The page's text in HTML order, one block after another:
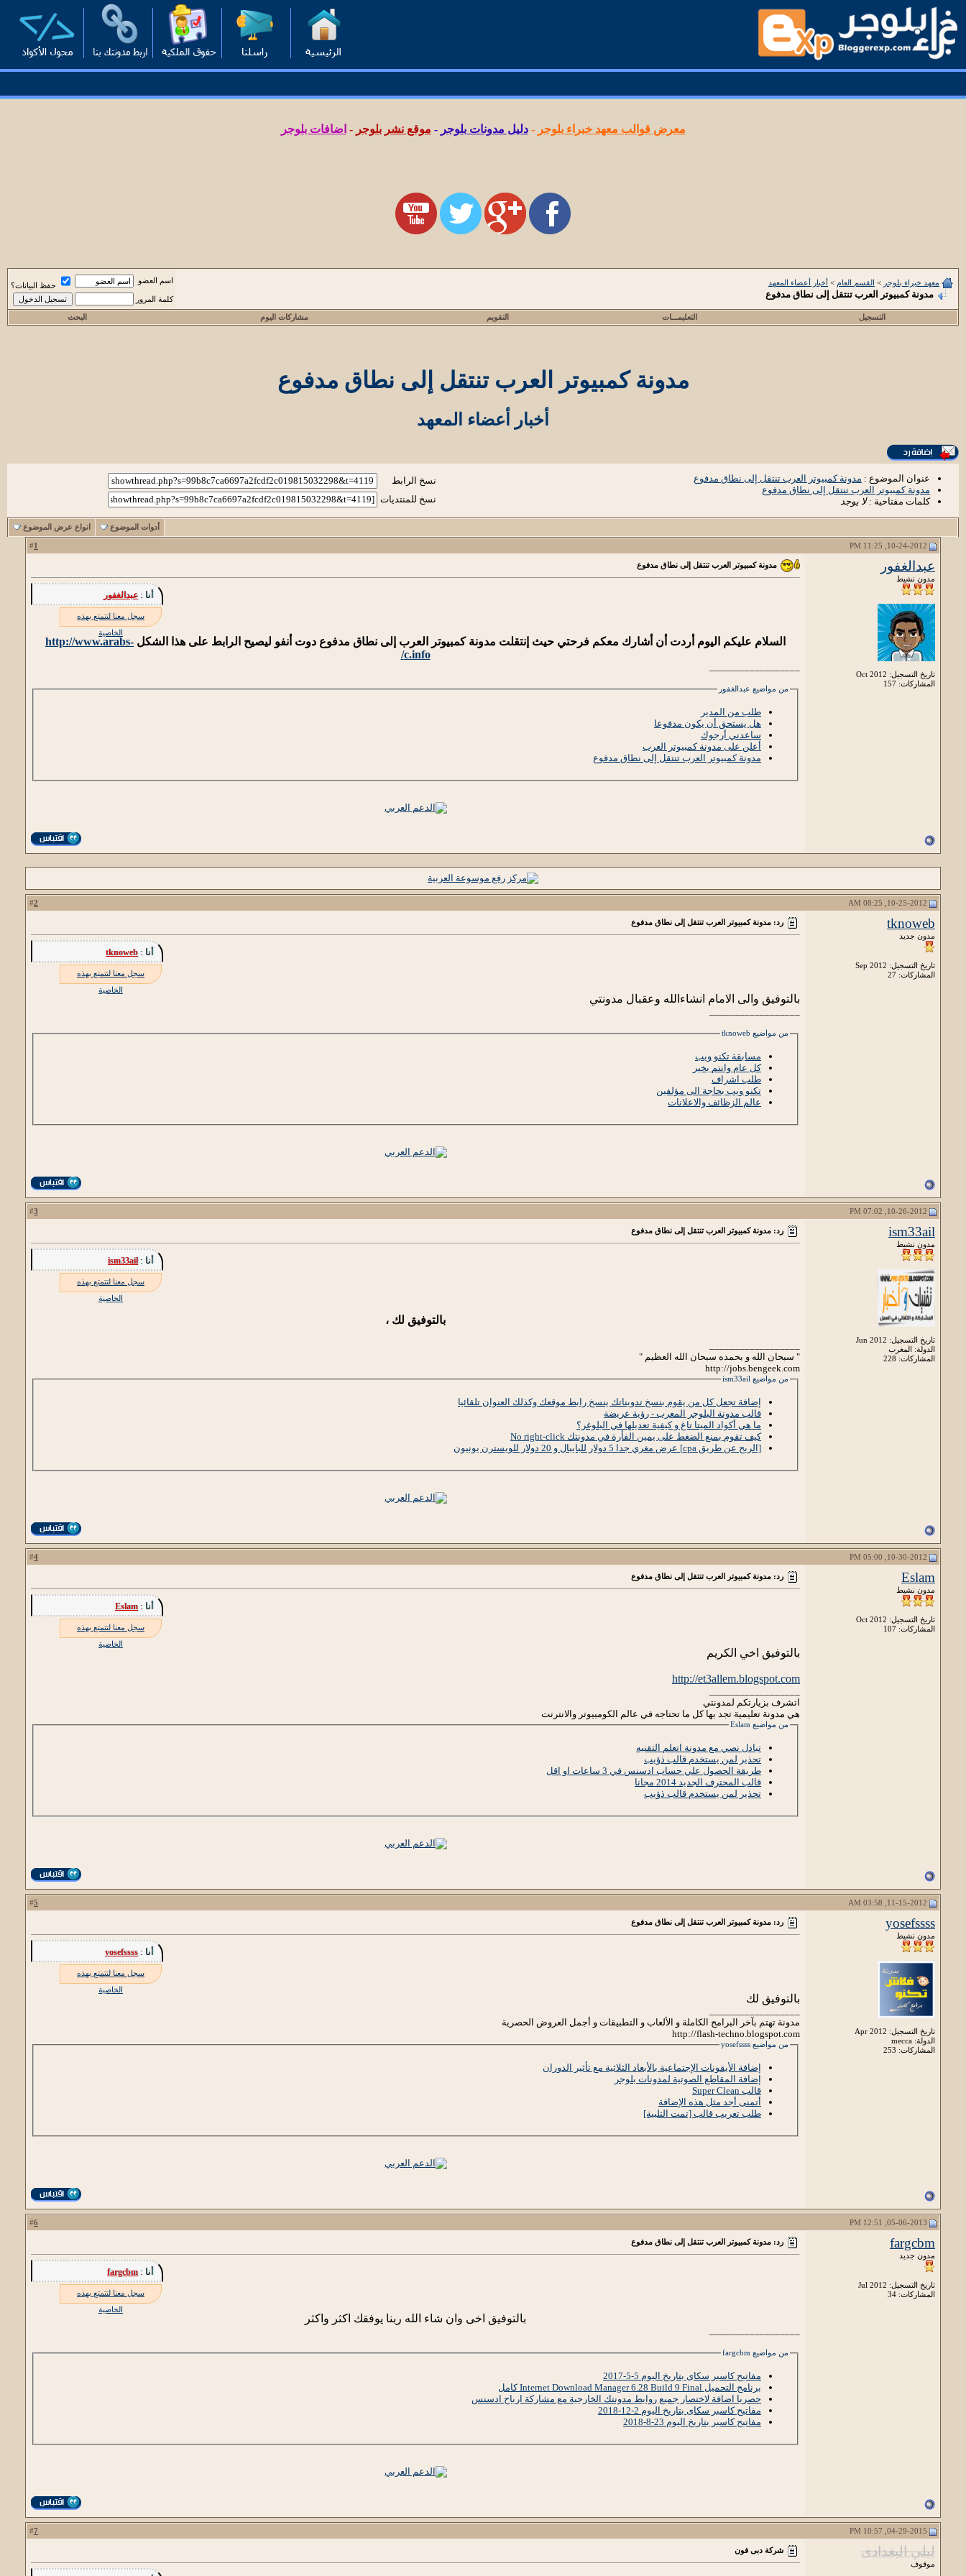
معرض قوالب معهد خبراء بلوجر -دليل مدونات بلوجر - موقع نشر بلوجر - اضافات بلوجر
معهد خبراء بلوجر > القسم العام > أخبار أعضاء المعهد
مدونة كمبيوتر العرب تنتقل إلى نطاق مدفوع
اسم العضو
حفظ البيانات؟
كلمة المرور
التسجيل التعليمـــات التقويم مشاركات اليوم البحث
مدونة كمبيوتر العرب تنتقل إلى نطاق مدفوع
أخبار أعضاء المعهد
عنوان الموضوع : مدونة كمبيوتر العرب تنتقل إلى نطاق مدفوع
مدونة كمبيوتر العرب تنتقل إلى نطاق مدفوع
كلمات مفتاحية :لا يوجد
نسخ الرابط
نسخ للمنتديات
أدوات الموضوع انواع عرض الموضوع
1
عبدالغفور
مدون نشيط
تاريخ التسجيل: Oct 2012
المشاركات: 157
مدونة كمبيوتر العرب تنتقل إلى نطاق مدفوع
أنا :عبدالغفور
سجل معنا لتتمتع بهذه
الخاصية
السلام عليكم اليوم أردت أن أشارك معكم فرحتي حيث إنتقلت مدونة كمبيوتر العرب إلى نطاق مدفوع دوت أنفو ليصيح الرابط على هذا الشكل http://www.arabs-
c.info/
من مواضيع عبدالغفور
طلب من المدير
هل يستحق أن يكون مدفوعا
ساعدني أرجوك
أعلن على مدونة كمبيوتر العرب
مدونة كمبيوتر العرب تنتقل إلى نطاق مدفوع
2
tknoweb
مدون جديد
تاريخ التسجيل: Sep 2012
المشاركات: 27
رد: مدونة كمبيوتر العرب تنتقل إلى نطاق مدفوع
أنا : tknoweb
سجل معنا لتتمتع بهذه
الخاصية
بالتوفيق والى الامام انشاءالله وعقبال مدونتي
من مواضيع tknoweb
مسابقة تكنو ويب
كل عام وانتم بخير
طلب اشراف
تكنو ويب بحاجة الى مؤلفين
عالم الزظائف والاعلانات
3
ism33ail
مدون نشيط
تاريخ التسجيل: Jun 2012
الدولة: المغرب
المشاركات: 228
رد: مدونة كمبيوتر العرب تنتقل إلى نطاق مدفوع
أنا :ism33ail
سجل معنا لتتمتع بهذه
الخاصية
بالتوفيق لك ،
" سبحان الله و بحمده سبحان الله العظيم "
http://jobs.bengeek.com
من مواضيع ism33ail
إضافة تجعل كل من يقوم بنسخ تدويناتك ينسخ رابط موقعك وكذلك العنوان تلقائيا
قالب مدونة البلوجر المعرب - رؤية عريضة
ما هي أكواد الميتا تاغ و كيفية تعديلها في البلوغر؟
كيف تقوم بمنع الضغط على يمين الفأرة في مدونتك No right-click
[الربح عن طريق cpa] عرض مغري جدا 5 دولار للبايبال و 20 دولار للويسترن يونيون
4
Eslam
مدون نشيط
تاريخ التسجيل: Oct 2012
المشاركات: 107
رد: مدونة كمبيوتر العرب تنتقل إلى نطاق مدفوع
أنا :Eslam
سجل معنا لتتمتع بهذه
الخاصية
بالتوفيق اخي الكريم
http://et3allem.blogspot.com
اتشرف بزيارتكم لمدونتي
هي مدونة تعليمية تجد بها كل ما تحتاجه في عالم الكومبيوتر والانترنت
من مواضيع Eslam
تبادل نصي مع مدونة اتعلم التقنيه
تحذير لمن يستخدم قالب ذؤيب
طريقة الحصول علي حساب ادسنس في 3 ساعات او اقل
قالب المحترف الجديد 2014 مجانا
تحذير لمن يستخدم قالب ذؤيب
5
yosefssss
مدون نشيط
تاريخ التسجيل: Apr 2012
الدولة: mecca
المشاركات: 253
رد: مدونة كمبيوتر العرب تنتقل إلى نطاق مدفوع
أنا :yosefssss
سجل معنا لتتمتع بهذه
الخاصية
بالتوفيق لك
مدونة تهتم بآخر البرامج الكاملة و الألعاب و التطبيقات و أجمل العروض الحصرية
http://flash-techno.blogspot.com
من مواضيع yosefssss
إضافة الأيقونات الإجتماعية بالأبعاد الثلاثية مع تأثير الدوران
إضافة المقاطع الصوتية لمدونات بلوجر
قالب Super Clean
أتمنى أجد مثل هذه الإضافة
طلب تعريب قالب [تمت التلبية]
6
fargcbm
مدون جديد
تاريخ التسجيل: Jul 2012
المشاركات: 34
رد: مدونة كمبيوتر العرب تنتقل إلى نطاق مدفوع
أنا :fargcbm
سجل معنا لتتمتع بهذه
الخاصية
بالتوفيق اخى وان شاء الله ربنا يوفقك اكثر واكثر
من مواضيع fargcbm
مفاتيح كاسبر سكاى بتاريخ اليوم 5-5-2017
برنامج التحميل Internet Download Manager 6.28 Build 9 Final كامل
حصريا اضافة لاختصار جميع روابط مدونتك الخارجية مع مشاركة ارباح ادسنس
مفاتيح كاسبر سكاى بتاريخ اليوم 2-12-2018
مفاتيح كاسبر بتاريخ اليوم 23-8-2018
7
ليلي البغدادى
موقوف
شركة دبى فون